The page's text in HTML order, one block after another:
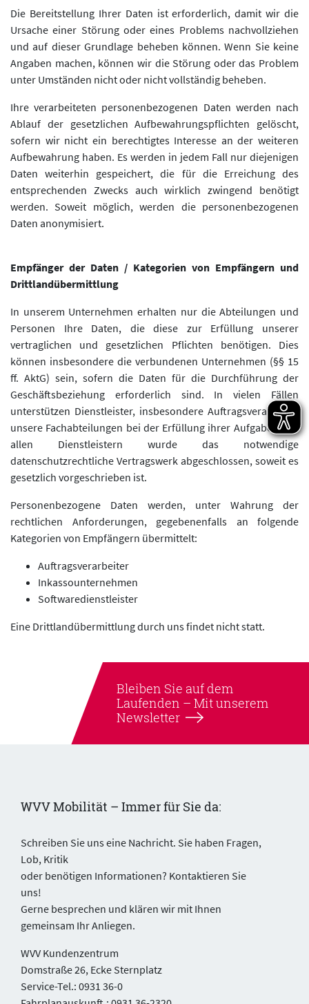
Die Bereitstellung Ihrer Daten ist erforderlich, damit wir die
Ursache einer Störung oder eines Problems nachvollziehen
und auf dieser Grundlage beheben können. Wenn Sie keine
Angaben machen, können wir die Störung oder das Problem
unter Umständen nicht oder nicht vollständig beheben.
Ihre verarbeiteten personenbezogenen Daten werden nach
Ablauf der gesetzlichen Aufbewahrungspflichten gelöscht,
sofern wir nicht ein berechtigtes Interesse an der weiteren
Aufbewahrung haben. Es werden in jedem Fall nur diejenigen
Daten weiterhin gespeichert, die für die Erreichung des
entsprechenden Zwecks auch wirklich zwingend benötigt
werden. Soweit möglich, werden die personenbezogenen
Daten anonymisiert.
Empfänger der Daten / Kategorien von Empfängern und
Drittlandübermittlung
In unserem Unternehmen erhalten nur die Abteilungen und
Personen Ihre Daten, die diese zur Erfüllung unserer
vertraglichen und gesetzlichen Pflichten benötigen. Dies
können insbesondere die verbundenen Unternehmen (§§ 15
ff. AktG) sein, sofern die Daten für die Durchführung der
Geschäftsbeziehung erforderlich sind. In vielen Fällen
unterstützen Dienstleister, insbesondere Auftragsverarbeiter
unsere Fachabteilungen bei der Erfüllung ihrer Aufgaben. Mit
allen Dienstleistern wurde das notwendige
datenschutzrechtliche Vertragswerk abgeschlossen, soweit es
gesetzlich vorgeschrieben ist.
Personenbezogene Daten werden, unter Wahrung der
rechtlichen Anforderungen, gegebenenfalls an folgende
Kategorien von Empfängern übermittelt:
Auftragsverarbeiter
Inkassounternehmen
Softwaredienstleister
Eine Drittlandübermittlung durch uns findet nicht statt.
Bleiben Sie auf dem
Laufenden – Mit unserem
Newsletter
WVV Mobilität – Immer für Sie da:
Schreiben Sie uns eine Nachricht. Sie haben Fragen,
Lob, Kritik
oder benötigen Informationen? Kontaktieren Sie
uns!
Gerne besprechen und klären wir mit Ihnen
gemeinsam Ihr Anliegen.
WVV Kundenzentrum
Domstraße 26, Ecke Sternplatz
Service-Tel.: 0931 36-0